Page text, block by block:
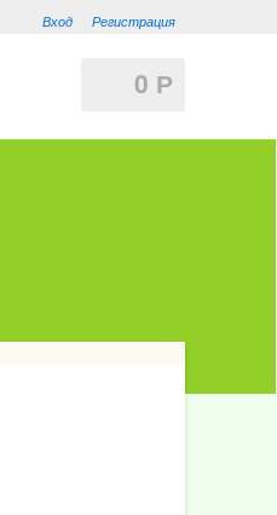
Вход Регистрация
0 Р